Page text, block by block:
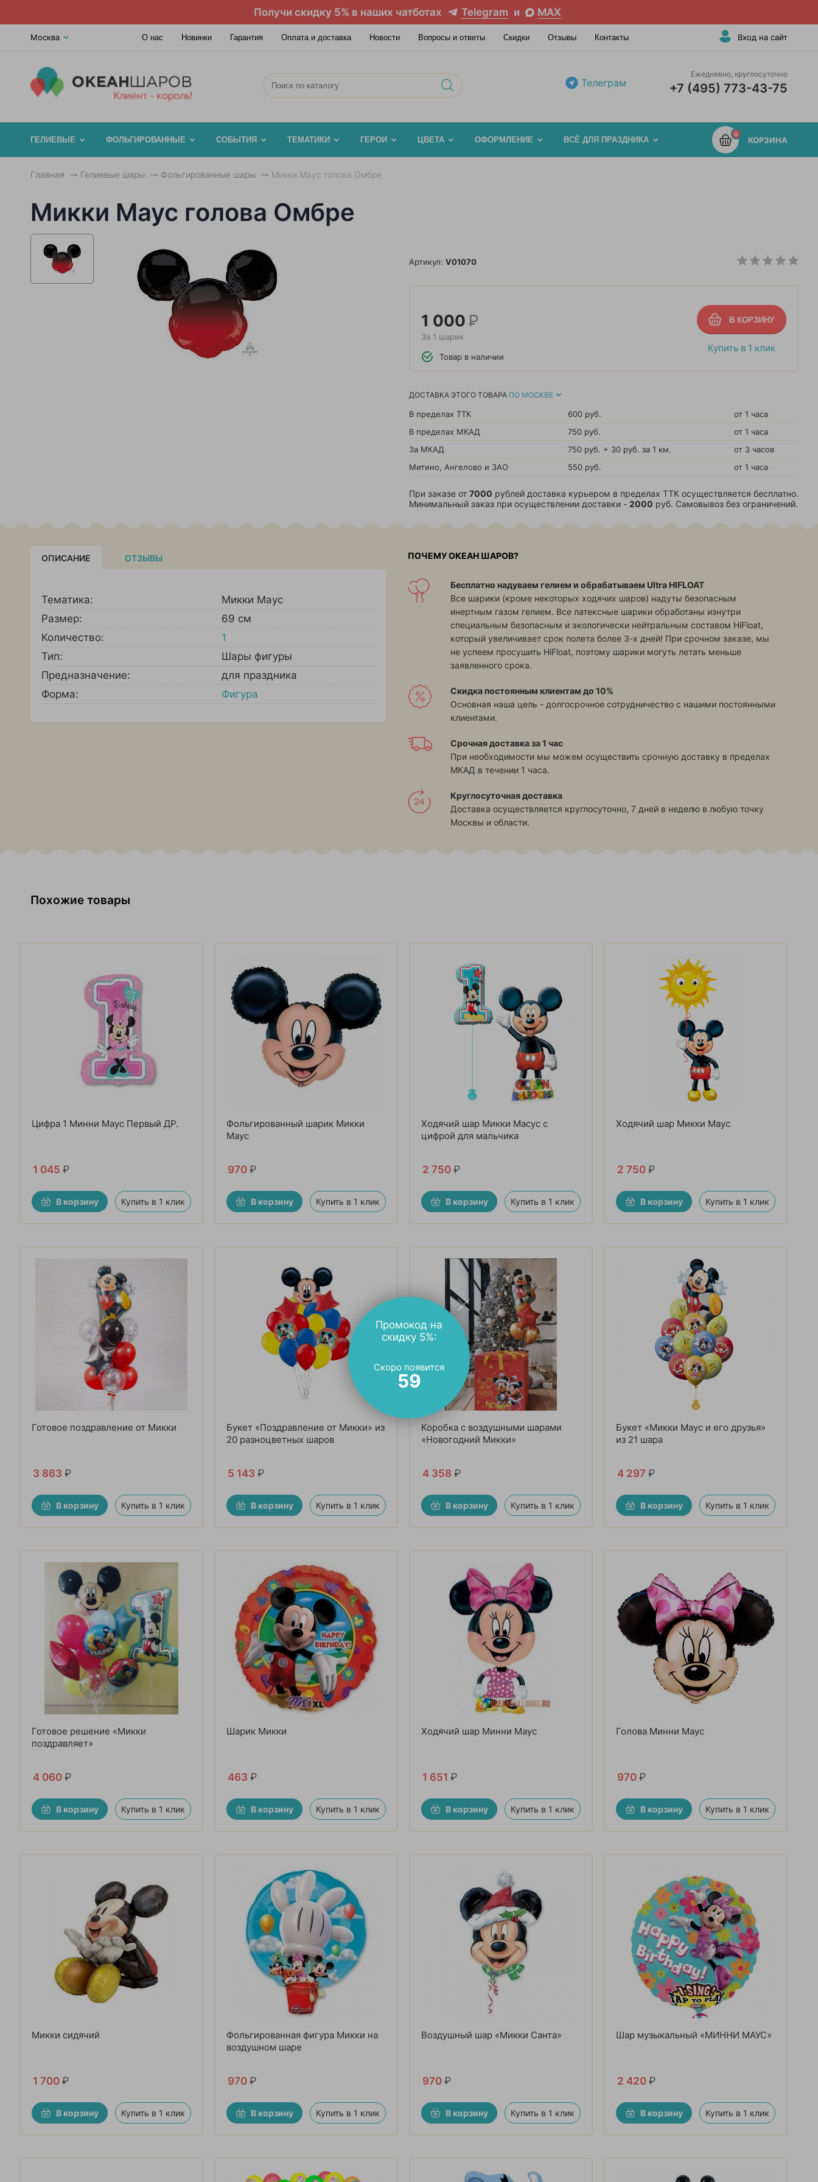
Получи скидку 5% в наших чатботах Telegram и MAX
Москва О нас Новинки Гарантия Оплата и доставка Новости Вопросы и ответы Скидки Отзывы Контакты Вход на сайт
Телеграм
Ежедневно, круглосуточно
+7 (495) 773-43-75
0
КОРЗИНА
ГЕЛИЕВЫЕ ФОЛЬГИРОВАННЫЕ СОБЫТИЯ ТЕМАТИКИ ГЕРОИ ЦВЕТА ОФОРМЛЕНИЕ ВСЁ ДЛЯ ПРАЗДНИКА
Главная Гелиевые шары Фольгированные шары Микки Маус голова Омбре
Микки Маус голова Омбре
Артикул: V01070
Купить в 1 клик
1 000Р
За 1 шарик
Товар в наличии
ДОСТАВКА ЭТОГО ТОВАРА ПО МОСКВЕ
В пределах ТТК 600 руб.
от 1 часа
В пределах МКАД
750 руб.
от 1 часа
За МКАД
750 руб. + 30 руб. за 1 км.
от 3 часов
Митино, Ангелово и ЗАО
550 руб. от 1 часа
При заказе от 7000 рублей доставка курьером в пределах ТТК осуществляется бесплатно.
Минимальный заказ при осуществлении доставки - 2000 руб. Самовывоз без ограничений.
ОПИСАНИЕ ОТЗЫВЫ
Тематика:
Микки Маус
Размер:
69 см
Количество:
1
Тип:
Шары фигуры
Предназначение:
для праздника
Форма:
Фигура
ПОЧЕМУ ОКЕАН ШАРОВ?
Бесплатно надуваем гелием и обрабатываем Ultra HIFLOAT
Все шарики (кроме некоторых ходячих шаров) надуты безопасным
инертным газом гелием. Все латексные шарики обработаны изнутри
специальным безопасным и экологически нейтральным составом HiFloat,
который увеличивает срок полета более 3-х дней! При срочном заказе, мы
не успеем просушить HiFloat, поэтому шарики могуть летать меньше
заявленного срока.
Скидка постоянным клиентам до 10%
Основная наша цель - долгосрочное сотрудничество с нашими постоянными
клиентами.
Срочная доставка за 1 час
При необходимости мы можем осуществить срочную доставку в пределах
МКАД в течении 1 часа.
Круглосуточная доставка
Доставка осуществляется круглосуточно, 7 дней в неделю в любую точку
Москвы и области.
Похожие товары
Цифра 1 Минни Маус Первый ДР.
1 045 ₽
В корзину Купить в 1 клик
Фольгированный шарик Микки
Маус
970 ₽
В корзину Купить в 1 клик
Ходячий шар Микки Масус с
цифрой для мальчика
2 750 ₽
В корзину Купить в 1 клик
Ходячий шар Микки Маус
2 750 ₽
В корзину Купить в 1 клик
Готовое поздравление от Микки
3 863 ₽
В корзину Купить в 1 клик
Букет «Поздравление от Микки» из
20 разноцветных шаров
5 143 ₽
В корзину Купить в 1 клик
Коробка с воздушными шарами
«Новогодний Микки»
4 358 ₽
В корзину Купить в 1 клик
Букет «Микки Маус и его друзья»
из 21 шара
4 297 ₽
В корзину Купить в 1 клик
Готовое решение «Микки
поздравляет»
4 060 ₽
В корзину Купить в 1 клик
Шарик Микки
463 ₽
В корзину Купить в 1 клик
Ходячий шар Минни Маус
1 651 ₽
В корзину Купить в 1 клик
Голова Минни Маус
970 ₽
В корзину Купить в 1 клик
Микки сидячий
1 700 ₽
В корзину Купить в 1 клик
Фольгированная фигура Микки на
воздушном шаре
970 ₽
В корзину Купить в 1 клик
Воздушный шар «Микки Санта»
970 ₽
В корзину Купить в 1 клик
Шар музыкальный «МИННИ МАУС»
2 420 ₽
В корзину Купить в 1 клик
Промокод на
скидку 5%:
Скоро появится
57